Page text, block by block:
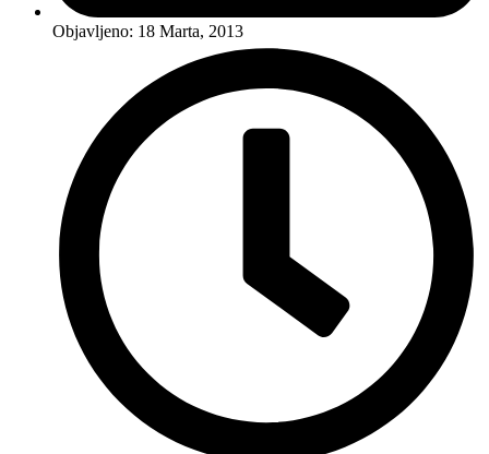
Objavljeno: 18 Marta, 2013